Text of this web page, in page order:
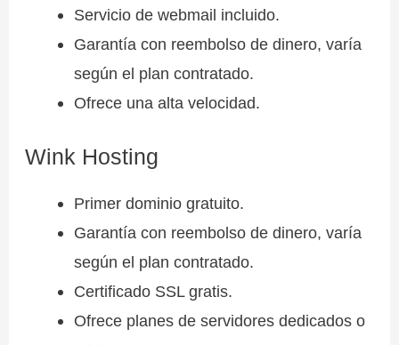
Servicio de webmail incluido.
Garantía con reembolso de dinero, varía
según el plan contratado.
Ofrece una alta velocidad.
Wink Hosting
Primer dominio gratuito.
Garantía con reembolso de dinero, varía
según el plan contratado.
Certificado SSL gratis.
Ofrece planes de servidores dedicados o